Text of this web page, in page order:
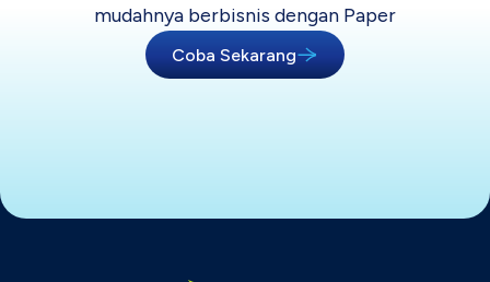
mudahnya berbisnis dengan Paper
Coba Sekarang